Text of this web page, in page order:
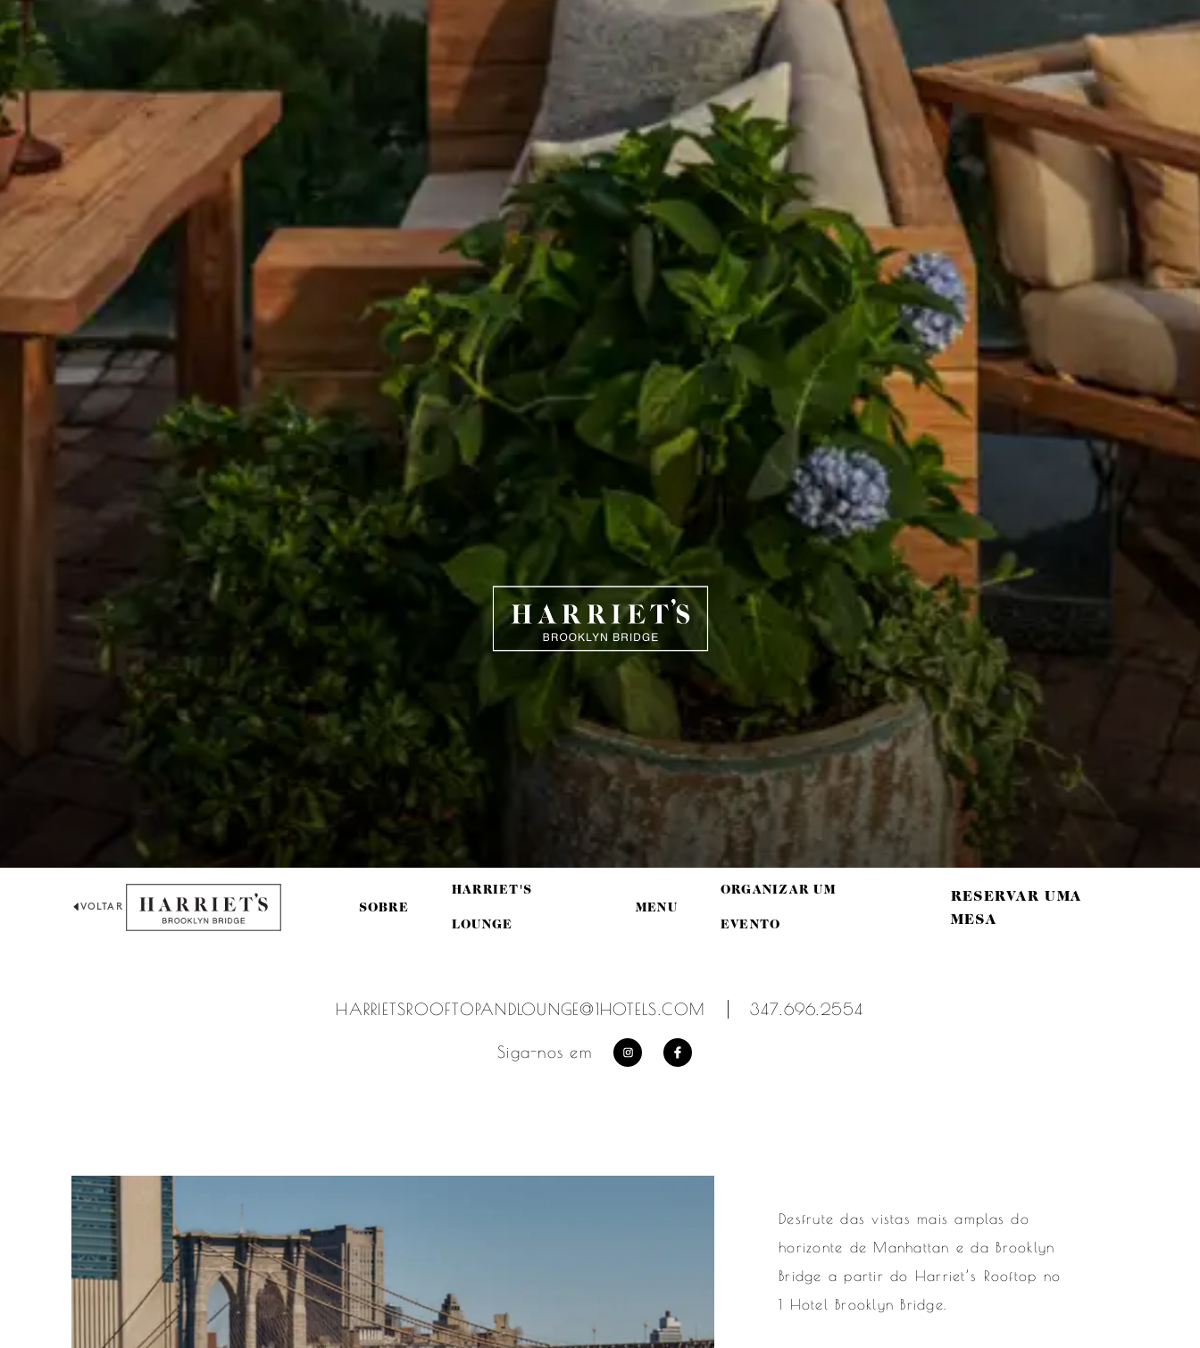
HARRIET'S ROOFTOP
VOLTAR SOBRE
HARRIET'S
LOUNGE
MENU
ORGANIZAR UM
EVENTO
RESERVAR UMA
MESA
HARRIETSROOFTOPANDLOUNGE@1HOTELS.COM 347.696.2554
Siga-nos em
Desfrute das vistas mais amplas do
horizonte de Manhattan e da Brooklyn
Bridge a partir do Harriet’s Rooftop no
1 Hotel Brooklyn Bridge.